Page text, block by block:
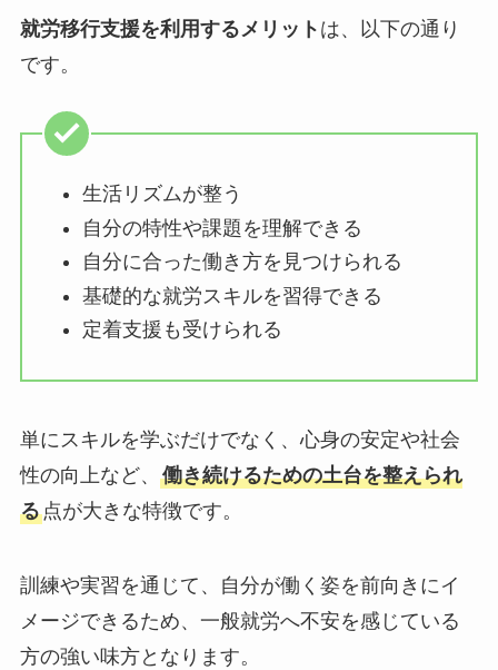
就労移行支援を利用するメリット は、以下の通り
です。
生活リズムが整う
自分の特性や課題を理解できる
自分に合った働き方を見つけられる
基礎的な就労スキルを習得できる
定着支援も受けられる
単にスキルを学ぶだけでなく、心身の安定や社会
性の向上など、 働き続けるための土台を整えられ
る点が大きな特徴です。
訓練や実習を通じて、自分が働く姿を前向きにイ
メージできるため、一般就労へ不安を感じている
方の強い味方となります。